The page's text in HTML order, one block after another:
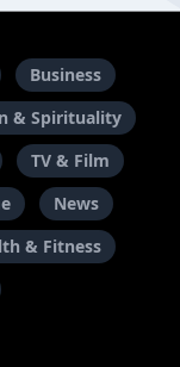
Business
& Spirituality
TV & Film
News
& Fitness